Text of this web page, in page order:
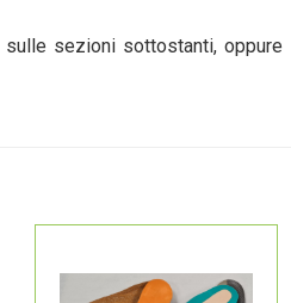
sezioni sottostanti, oppure